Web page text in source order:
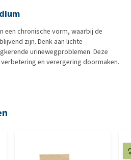
een chronische vorm, waarbij de
zijn. Denk aan lichte
urinewegproblemen. Deze
en verergering doormaken.